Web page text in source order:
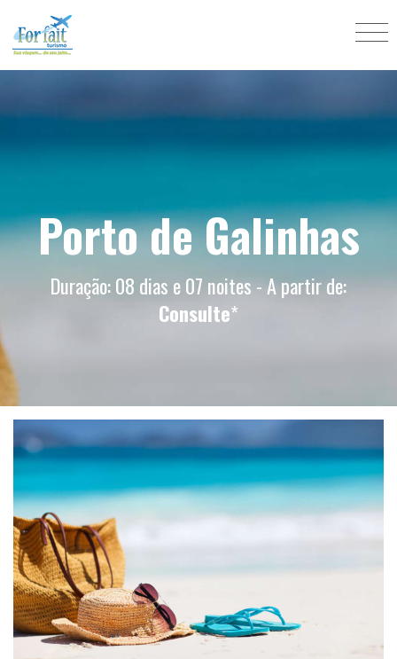
Porto de Galinhas
Duração: 08 dias e 07 noites - A partir de:
Consulte*